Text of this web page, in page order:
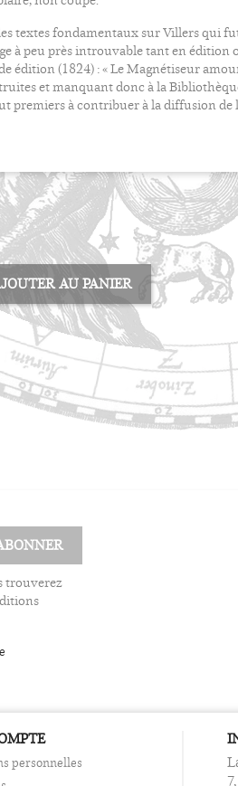
textes fondamentaux sur Villers qui
à peu près introuvable tant en édition
édition (1824) : « Le Magnétiseur
et manquant donc à la
premiers à contribuer à la diffusion de
AU PANIER
trouverez
personnelles